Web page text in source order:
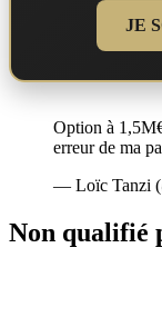
JE
Option à
erreur de ma
— Loïc Tanzi
Non qualifié